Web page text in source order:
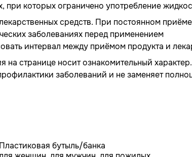
при которых ограничено употребление
средств. При постоянном приёме
заболеваниях перед применением
интервал между приёмом продукта и
на странице носит ознакомительный характер.
заболеваний и не заменяет
Пластиковая бутыль/банка